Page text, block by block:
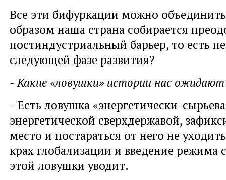
Все эти бифуркации можно
образом наша страна собирается
постиндустриальный барьер, то есть
следующей фазе развития?
- Какие «ловушки» истории нас
- Есть ловушка «энергетически-
энергетической сверхдержавой,
место и постараться от него не
крах глобализации и введение режима
этой ловушки уводит.